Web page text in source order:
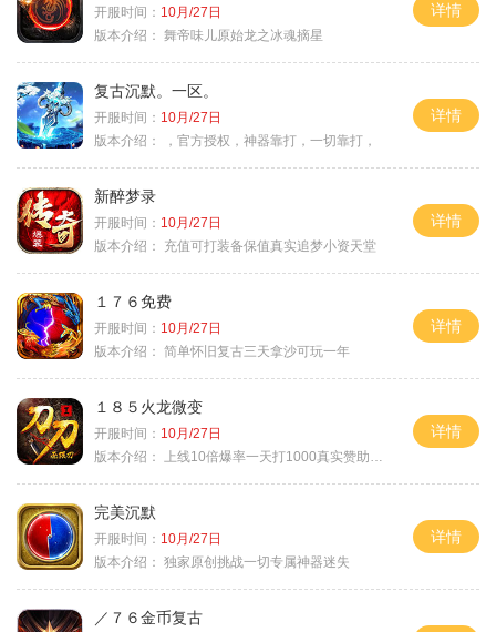
开服时间： 10月/27日
版本介绍： 舞帝味儿原始龙之冰魂摘星
详情
复古沉默。一区。
开服时间： 10月/27日
版本介绍：
，官方授权，神器靠打，一切靠打，
详情
新醉梦录
开服时间： 10月/27日
版本介绍：
充值可打装备保值真实追梦小资天堂
详情
１７６免费
开服时间： 10月/27日
版本介绍： 简单怀旧复古三天拿沙可玩一年
详情
１８５火龙微变
开服时间： 10月/27日
版本介绍：
上线10倍爆率一天打1000真实赞助一夜终
详情
完美沉默
开服时间： 10月/27日
版本介绍： 独家原创挑战一切专属神器迷失
详情
／７６金币复古